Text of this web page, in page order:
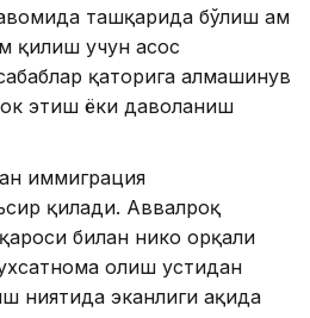
ташқарида бўлиш ҳам
қилиш учун асос
қаторига алмашинув
этиш ёки даволаниш
иммиграция
қилади. Аввалроқ
билан никоҳ орқали
олиш устидан
ниятида эканлиги ҳақида